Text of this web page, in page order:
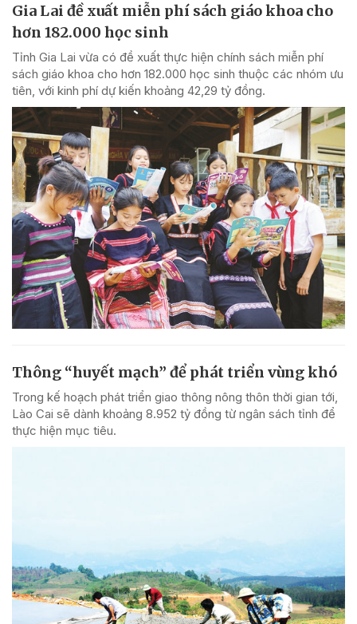
Gia Lai đề xuất miễn phí sách giáo khoa cho
hơn 182.000 học sinh
Tỉnh Gia Lai vừa có đề xuất thực hiện chính sách miễn phí
sách giáo khoa cho hơn 182.000 học sinh thuộc các nhóm ưu
tiên, với kinh phí dự kiến khoảng 42,29 tỷ đồng.
Thông “huyết mạch” để phát triển vùng khó
Trong kế hoạch phát triển giao thông nông thôn thời gian tới,
Lào Cai sẽ dành khoảng 8.952 tỷ đồng từ ngân sách tỉnh để
thực hiện mục tiêu.